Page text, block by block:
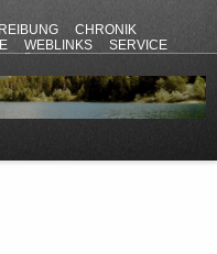
CHRONIK
WEBLINKS
SERVICE